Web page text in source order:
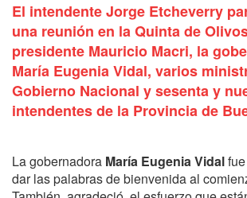
El intendente Jorge Etcheverry
una reunión en la Quinta de
presidente Mauricio Macri, la
María Eugenia Vidal, varios
Gobierno Nacional y sesenta y
intendentes de la Provincia de
La gobernadora María Eugenia Vidal
dar las palabras de bienvenida al